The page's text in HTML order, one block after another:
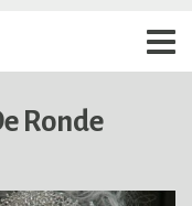
Ronde